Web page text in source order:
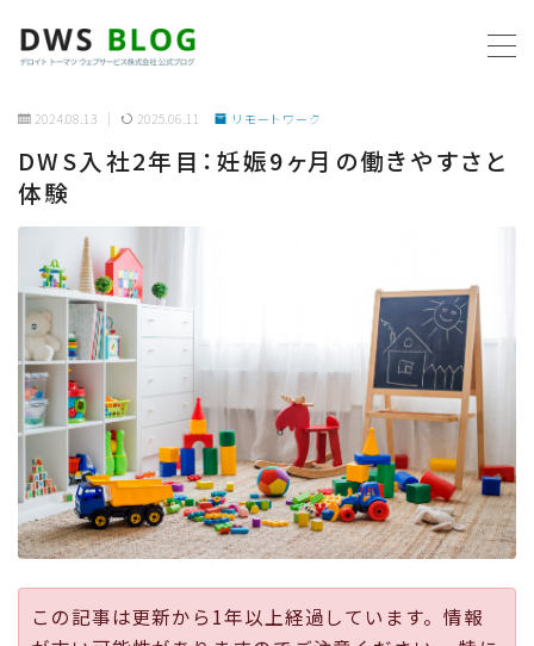
ホーム
AWS
プログラミング
ビジネス
リモートワーク
社内制度
採用
公式ページ
2024.08.13 2025.06.11 リモートワーク
DWS入社2年目：妊娠9ヶ月の働きやすさと
体験
この記事は更新から1年以上経過しています。情報